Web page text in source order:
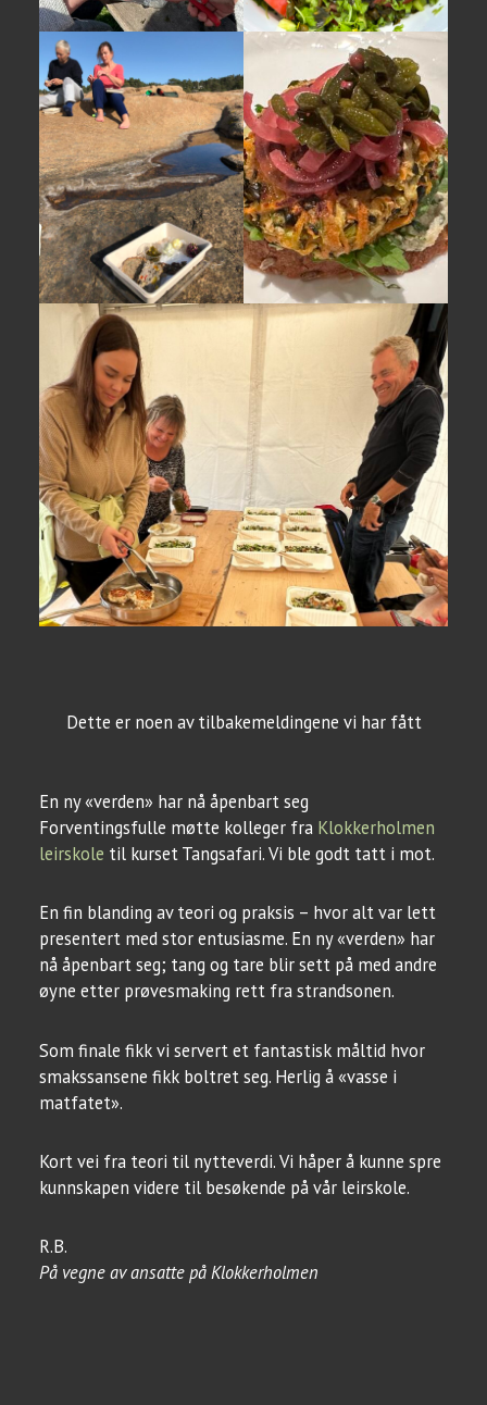
Dette er noen av tilbakemeldingene vi har fått
En ny «verden» har nå åpenbart seg
Forventingsfulle møtte kolleger fra Klokkerholmen
leirskole til kurset Tangsafari. Vi ble godt tatt i mot.
En fin blanding av teori og praksis – hvor alt var lett
presentert med stor entusiasme. En ny «verden» har
nå åpenbart seg; tang og tare blir sett på med andre
øyne etter prøvesmaking rett fra strandsonen.
Som finale fikk vi servert et fantastisk måltid hvor
smakssansene fikk boltret seg. Herlig å «vasse i
matfatet».
Kort vei fra teori til nytteverdi. Vi håper å kunne spre
kunnskapen videre til besøkende på vår leirskole.
R.B.
På vegne av ansatte på Klokkerholmen